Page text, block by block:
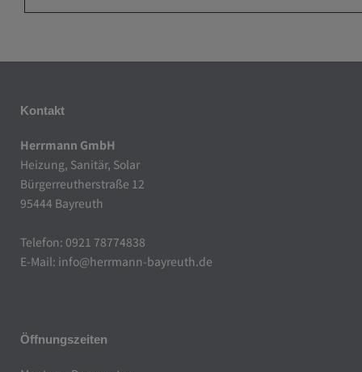
Kontakt
Herrmann GmbH
Heizung, Sanitär, Solar
Bürgerreutherstraße 12
95444 Bayreuth
Telefon: 0921 78774838
E-Mail: info@herrmann-bayreuth.de
Öffnungszeiten